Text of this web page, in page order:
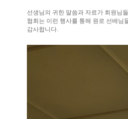
선생님의 귀한 말씀과 자료가 회원님
협회는 이런 행사를 통해 원로 선배님
감사합니다.